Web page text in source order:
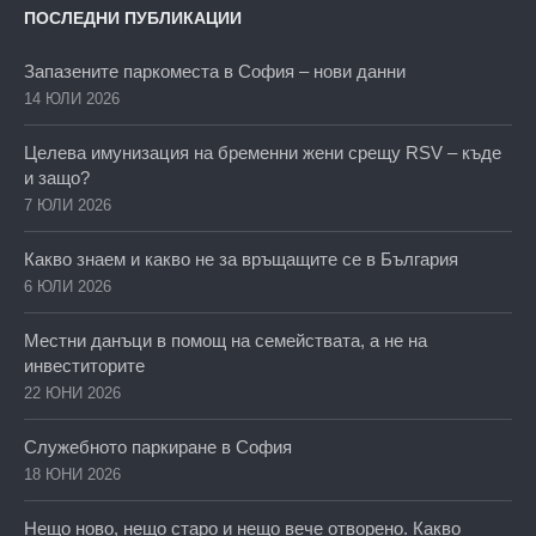
ПОСЛЕДНИ ПУБЛИКАЦИИ
Запазените паркоместа в София – нови данни
14 ЮЛИ 2026
Целева имунизация на бременни жени срещу RSV – къде
и защо?
7 ЮЛИ 2026
Какво знаем и какво не за връщащите се в България
6 ЮЛИ 2026
Местни данъци в помощ на семействата, а не на
инвеститорите
22 ЮНИ 2026
Служебното паркиране в София
18 ЮНИ 2026
Нещо ново, нещо старо и нещо вече отворено. Какво